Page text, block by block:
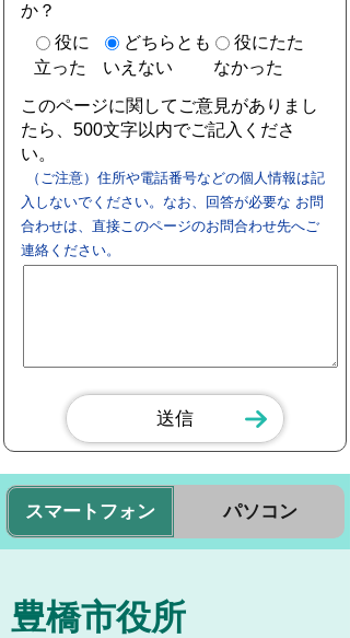
か？
役に
立った
どちらとも
いえない
役にたた
なかった
このページに関してご意見がありまし
たら、500文字以内でご記入くださ
い。
（ご注意）住所や電話番号などの個人情報は記
入しないでください。なお、回答が必要な お問
合わせは、直接このページのお問合わせ先へご
連絡ください。
スマートフォン パソコン
豊橋市役所